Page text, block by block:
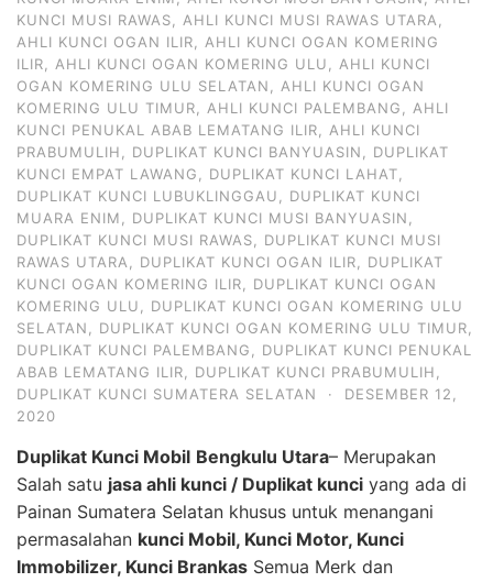
KUNCI MUSI RAWAS, AHLI KUNCI MUSI RAWAS UTARA,
AHLI KUNCI OGAN ILIR, AHLI KUNCI OGAN KOMERING
ILIR, AHLI KUNCI OGAN KOMERING ULU, AHLI KUNCI
OGAN KOMERING ULU SELATAN, AHLI KUNCI OGAN
KOMERING ULU TIMUR, AHLI KUNCI PALEMBANG, AHLI
KUNCI PENUKAL ABAB LEMATANG ILIR, AHLI KUNCI
PRABUMULIH, DUPLIKAT KUNCI BANYUASIN, DUPLIKAT
KUNCI EMPAT LAWANG, DUPLIKAT KUNCI LAHAT,
DUPLIKAT KUNCI LUBUKLINGGAU, DUPLIKAT KUNCI
MUARA ENIM, DUPLIKAT KUNCI MUSI BANYUASIN,
DUPLIKAT KUNCI MUSI RAWAS, DUPLIKAT KUNCI MUSI
RAWAS UTARA, DUPLIKAT KUNCI OGAN ILIR, DUPLIKAT
KUNCI OGAN KOMERING ILIR, DUPLIKAT KUNCI OGAN
KOMERING ULU, DUPLIKAT KUNCI OGAN KOMERING ULU
SELATAN, DUPLIKAT KUNCI OGAN KOMERING ULU TIMUR,
DUPLIKAT KUNCI PALEMBANG, DUPLIKAT KUNCI PENUKAL
ABAB LEMATANG ILIR, DUPLIKAT KUNCI PRABUMULIH,
DUPLIKAT KUNCI SUMATERA SELATAN
·
DESEMBER 12,
2020
Duplikat Kunci Mobil Bengkulu Utara– Merupakan
Salah satu jasa ahli kunci / Duplikat kunci yang ada di
Painan Sumatera Selatan khusus untuk menangani
permasalahan kunci Mobil, Kunci Motor, Kunci
Immobilizer, Kunci Brankas Semua Merk dan